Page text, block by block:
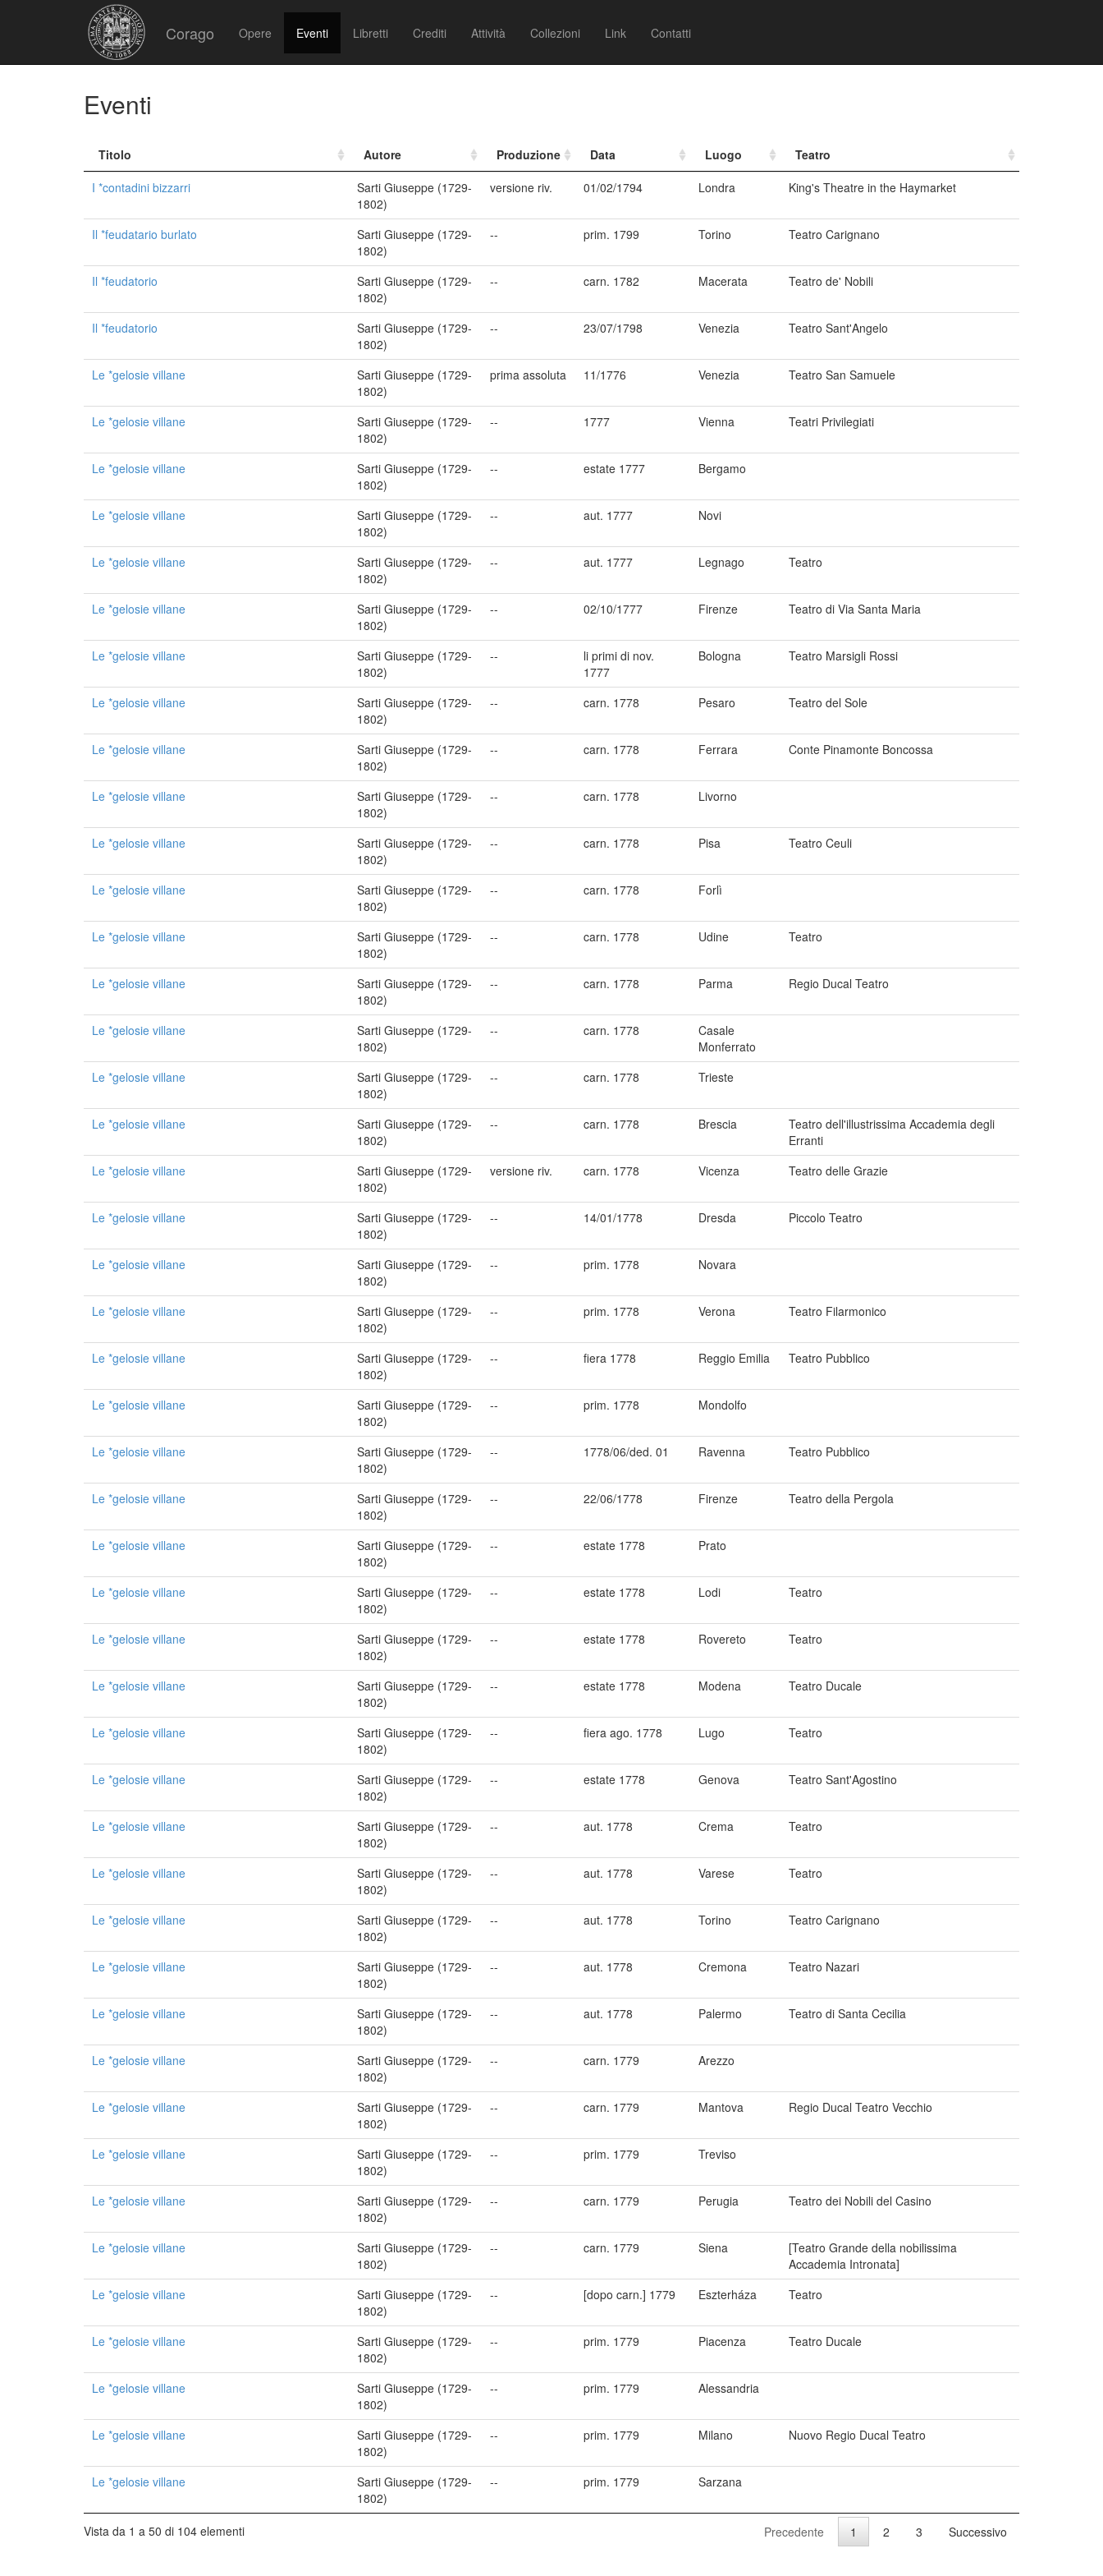
Corago Opere Eventi Libretti Crediti Attività Collezioni Link Contatti
Eventi
Titolo Autore Produzione Data Luogo
Teatro
I *contadini bizzarri
Sarti Giuseppe (1729-
1802)
versione riv. 01/02/1794 Londra King's Theatre in the Haymarket
Il *feudatario burlato
Sarti Giuseppe (1729-
1802)
-- prim. 1799 Torino Teatro Carignano
Il *feudatorio
Sarti Giuseppe (1729-
1802)
-- carn. 1782 Macerata Teatro de' Nobili
Il *feudatorio
Sarti Giuseppe (1729-
1802)
-- 23/07/1798 Venezia Teatro Sant'Angelo
Le *gelosie villane
Sarti Giuseppe (1729-
1802)
prima assoluta 11/1776 Venezia Teatro San Samuele
Le *gelosie villane
Sarti Giuseppe (1729-
1802)
-- 1777 Vienna Teatri Privilegiati
Le *gelosie villane
Sarti Giuseppe (1729-
1802)
-- estate 1777 Bergamo
Le *gelosie villane
Sarti Giuseppe (1729-
1802)
-- aut. 1777 Novi
Le *gelosie villane
Sarti Giuseppe (1729-
1802)
-- aut. 1777 Legnago Teatro
Le *gelosie villane
Sarti Giuseppe (1729-
1802)
-- 02/10/1777 Firenze Teatro di Via Santa Maria
Le *gelosie villane
Sarti Giuseppe (1729-
1802)
--
li primi di nov.
1777
Bologna Teatro Marsigli Rossi
Le *gelosie villane
Sarti Giuseppe (1729-
1802)
-- carn. 1778 Pesaro Teatro del Sole
Le *gelosie villane
Sarti Giuseppe (1729-
1802)
-- carn. 1778 Ferrara Conte Pinamonte Boncossa
Le *gelosie villane
Sarti Giuseppe (1729-
1802)
-- carn. 1778 Livorno
Le *gelosie villane
Sarti Giuseppe (1729-
1802)
-- carn. 1778 Pisa Teatro Ceuli
Le *gelosie villane
Sarti Giuseppe (1729-
1802)
-- carn. 1778 Forlì
Le *gelosie villane
Sarti Giuseppe (1729-
1802)
-- carn. 1778 Udine Teatro
Le *gelosie villane
Sarti Giuseppe (1729-
1802)
-- carn. 1778 Parma Regio Ducal Teatro
Le *gelosie villane
Sarti Giuseppe (1729-
1802)
-- carn. 1778
Casale
Monferrato
Le *gelosie villane
Sarti Giuseppe (1729-
1802)
-- carn. 1778 Trieste
Le *gelosie villane
Sarti Giuseppe (1729-
1802)
-- carn. 1778 Brescia
Teatro dell'illustrissima Accademia degli
Erranti
Le *gelosie villane
Sarti Giuseppe (1729-
1802)
versione riv. carn. 1778 Vicenza Teatro delle Grazie
Le *gelosie villane
Sarti Giuseppe (1729-
1802)
-- 14/01/1778 Dresda Piccolo Teatro
Le *gelosie villane
Sarti Giuseppe (1729-
1802)
-- prim. 1778 Novara
Le *gelosie villane
Sarti Giuseppe (1729-
1802)
-- prim. 1778 Verona Teatro Filarmonico
Le *gelosie villane
Sarti Giuseppe (1729-
1802)
-- fiera 1778 Reggio Emilia Teatro Pubblico
Le *gelosie villane
Sarti Giuseppe (1729-
1802)
-- prim. 1778 Mondolfo
Le *gelosie villane
Sarti Giuseppe (1729-
1802)
-- 1778/06/ded. 01 Ravenna Teatro Pubblico
Le *gelosie villane
Sarti Giuseppe (1729-
1802)
-- 22/06/1778 Firenze Teatro della Pergola
Le *gelosie villane
Sarti Giuseppe (1729-
1802)
-- estate 1778 Prato
Le *gelosie villane
Sarti Giuseppe (1729-
1802)
-- estate 1778 Lodi Teatro
Le *gelosie villane
Sarti Giuseppe (1729-
1802)
-- estate 1778 Rovereto Teatro
Le *gelosie villane
Sarti Giuseppe (1729-
1802)
-- estate 1778 Modena Teatro Ducale
Le *gelosie villane
Sarti Giuseppe (1729-
1802)
-- fiera ago. 1778 Lugo Teatro
Le *gelosie villane
Sarti Giuseppe (1729-
1802)
-- estate 1778 Genova Teatro Sant'Agostino
Le *gelosie villane
Sarti Giuseppe (1729-
1802)
-- aut. 1778 Crema Teatro
Le *gelosie villane
Sarti Giuseppe (1729-
1802)
-- aut. 1778 Varese Teatro
Le *gelosie villane
Sarti Giuseppe (1729-
1802)
-- aut. 1778 Torino Teatro Carignano
Le *gelosie villane
Sarti Giuseppe (1729-
1802)
-- aut. 1778 Cremona Teatro Nazari
Le *gelosie villane
Sarti Giuseppe (1729-
1802)
-- aut. 1778 Palermo Teatro di Santa Cecilia
Le *gelosie villane
Sarti Giuseppe (1729-
1802)
-- carn. 1779 Arezzo
Le *gelosie villane
Sarti Giuseppe (1729-
1802)
-- carn. 1779 Mantova Regio Ducal Teatro Vecchio
Le *gelosie villane
Sarti Giuseppe (1729-
1802)
-- prim. 1779 Treviso
Le *gelosie villane
Sarti Giuseppe (1729-
1802)
-- carn. 1779 Perugia Teatro dei Nobili del Casino
Le *gelosie villane
Sarti Giuseppe (1729-
1802)
-- carn. 1779 Siena
[Teatro Grande della nobilissima
Accademia Intronata]
Le *gelosie villane
Sarti Giuseppe (1729-
1802)
-- [dopo carn.] 1779 Eszterháza Teatro
Le *gelosie villane
Sarti Giuseppe (1729-
1802)
-- prim. 1779 Piacenza Teatro Ducale
Le *gelosie villane
Sarti Giuseppe (1729-
1802)
-- prim. 1779 Alessandria
Le *gelosie villane
Sarti Giuseppe (1729-
1802)
-- prim. 1779 Milano Nuovo Regio Ducal Teatro
Le *gelosie villane
Sarti Giuseppe (1729-
1802)
-- prim. 1779 Sarzana
Vista da 1 a 50 di 104 elementi Precedente 1 2 3 Successivo